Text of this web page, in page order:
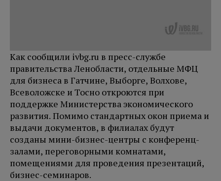
Как сообщили ivbg.ru в пресс-службе
правительства Ленобласти, отдельные МФЦ
для бизнеса в Гатчине, Выборге, Волхове,
Всеволожске и Тосно откроются при
поддержке Министерства экономического
развития. Помимо стандартных окон приема и
выдачи документов, в филиалах будут
созданы мини-бизнес-центры с конференц-
залами, переговорными комнатами,
помещениями для проведения презентаций,
бизнес-семинаров.